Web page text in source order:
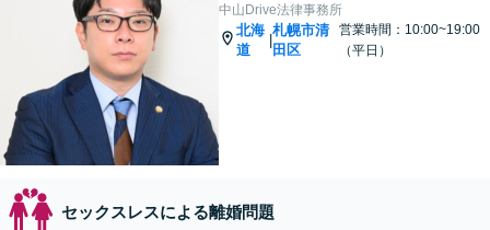
中山Drive法律事務所
北海
道
札幌市清
田区
営業時間：10:00~19:00
（平日）
セックスレスによる離婚問題